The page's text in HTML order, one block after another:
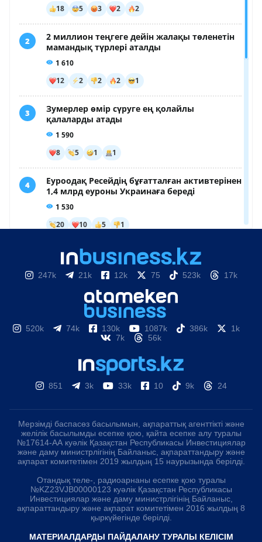
247k 21k 12k 75 523k 17k
520k 74k 130k 1087k 386k
1k
7k
56k
851 3k 33k 10 9k 24
Мерзімді баспасөз басылымын, ақпараттық агенттікті және
желілік басылымды есепке қою, қайта есепке алу туралы
№17614-АА куәлік Қазақстан Республикасы Инвестициялар
және даму министрлігінің Байланыс, ақпараттандыру және
ақпарат комитетімен 2019 жылдың 15 наурызында берілді.
Отандық теле-, радиоарнаны есепке қою туралы
№KZ23VJB00000123 куәлік Қазақстан Республикасы
Инвестициялар және даму министрлігінің Байланыс,
ақпараттандыру және ақпарат комитетімен 2016 жылдың 8
қыркүйегінде берілді.
МАТЕРИАЛДАРДЫ ПАЙДАЛАНУ ТУРАЛЫ КЕЛІСІМ